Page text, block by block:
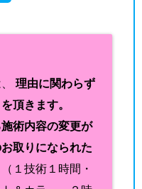
理由に関わらず
頂きます。
術内容の変更が
取りになられた
（１技術１時間・